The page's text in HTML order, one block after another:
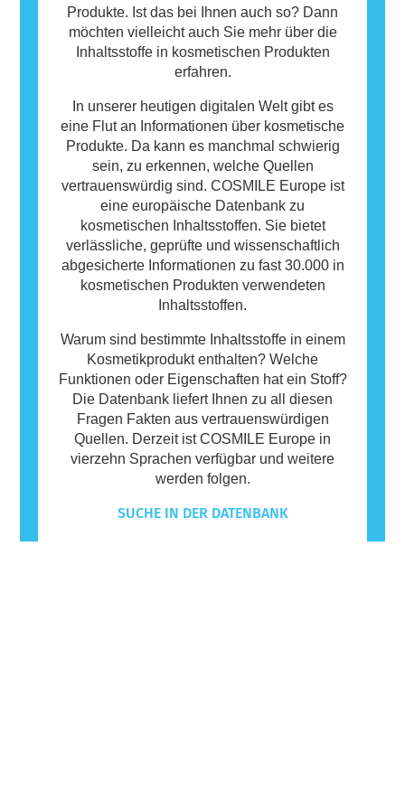
Produkte. Ist das bei Ihnen auch so? Dann
möchten vielleicht auch Sie mehr über die
Inhaltsstoffe in kosmetischen Produkten
erfahren.
In unserer heutigen digitalen Welt gibt es
eine Flut an Informationen über kosmetische
Produkte. Da kann es manchmal schwierig
sein, zu erkennen, welche Quellen
vertrauenswürdig sind. COSMILE Europe ist
eine europäische Datenbank zu
kosmetischen Inhaltsstoffen. Sie bietet
verlässliche, geprüfte und wissenschaftlich
abgesicherte Informationen zu fast 30.000 in
kosmetischen Produkten verwendeten
Inhaltsstoffen.
Warum sind bestimmte Inhaltsstoffe in einem
Kosmetikprodukt enthalten? Welche
Funktionen oder Eigenschaften hat ein Stoff?
Die Datenbank liefert Ihnen zu all diesen
Fragen Fakten aus vertrauenswürdigen
Quellen. Derzeit ist COSMILE Europe in
vierzehn Sprachen verfügbar und weitere
werden folgen.
SUCHE IN DER DATENBANK